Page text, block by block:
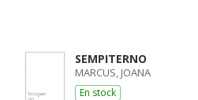
SEMPITERNO
MARCUS, JOANA
En stock